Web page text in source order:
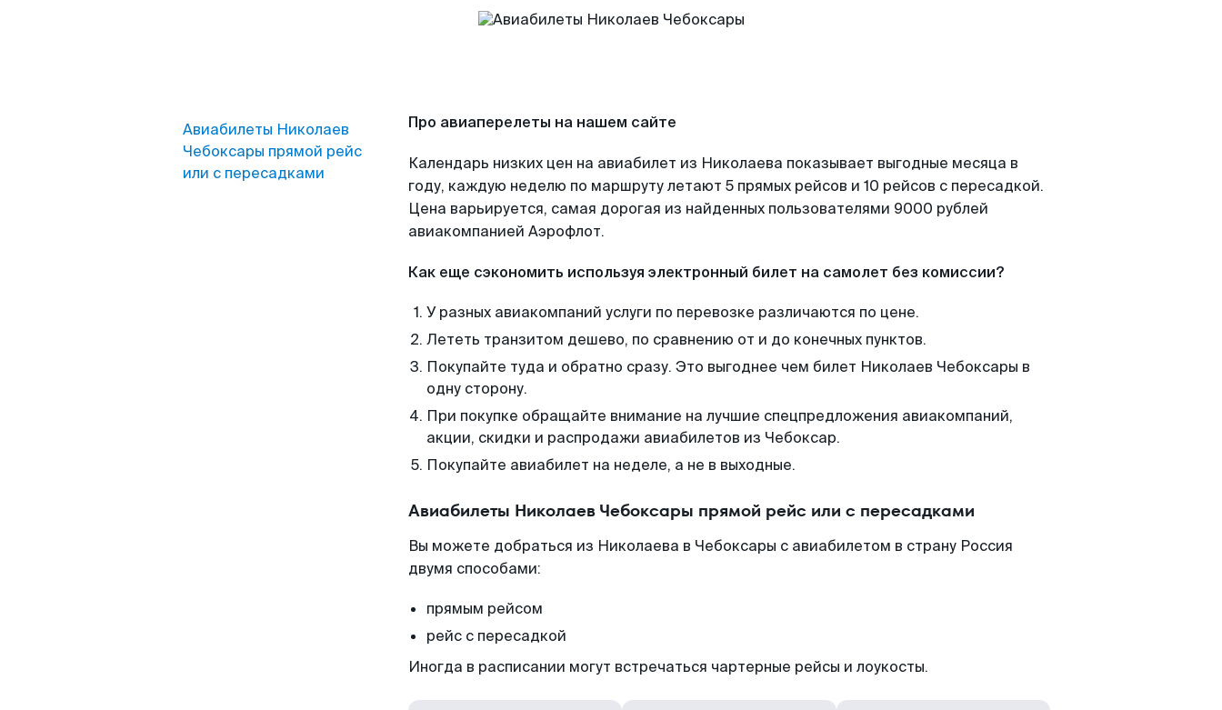
Авиабилеты Николаев
Чебоксары прямой рейс
или с пересадками
Про авиаперелеты на нашем сайте
Календарь низких цен на авиабилет из Николаева показывает выгодные месяца в
году, каждую неделю по маршруту летают 5 прямых рейсов и 10 рейсов с пересадкой.
Цена варьируется, самая дорогая из найденных пользователями 9000 рублей
авиакомпанией Аэрофлот.
Как еще сэкономить используя электронный билет на самолет без комиссии?
У разных авиакомпаний услуги по перевозке различаются по цене.
Лететь транзитом дешево, по сравнению от и до конечных пунктов.
Покупайте туда и обратно сразу. Это выгоднее чем билет Николаев Чебоксары в
одну сторону.
При покупке обращайте внимание на лучшие спецпредложения авиакомпаний,
акции, скидки и распродажи авиабилетов из Чебоксар.
Покупайте авиабилет на неделе, а не в выходные.
Авиабилеты Николаев Чебоксары прямой рейс или с пересадками
Вы можете добраться из Николаева в Чебоксары с авиабилетом в страну Россия
двумя способами:
прямым рейсом
рейс с пересадкой
Иногда в расписании могут встречаться чартерные рейсы и лоукосты.